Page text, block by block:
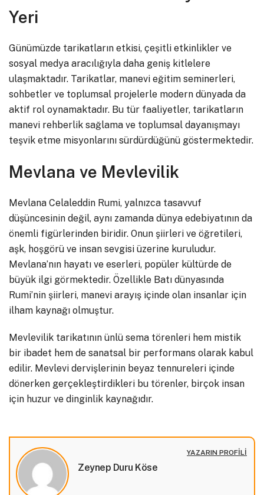
Yeri
Günümüzde tarikatların etkisi, çeşitli etkinlikler ve
sosyal medya aracılığıyla daha geniş kitlelere
ulaşmaktadır. Tarikatlar, manevi eğitim seminerleri,
sohbetler ve toplumsal projelerle modern dünyada da
aktif rol oynamaktadır. Bu tür faaliyetler, tarikatların
manevi rehberlik sağlama ve toplumsal dayanışmayı
teşvik etme misyonlarını sürdürdüğünü göstermektedir.
Mevlana ve Mevlevilik
Mevlana Celaleddin Rumi, yalnızca tasavvuf
düşüncesinin değil, aynı zamanda dünya edebiyatının da
önemli figürlerinden biridir. Onun şiirleri ve öğretileri,
aşk, hoşgörü ve insan sevgisi üzerine kuruludur.
Mevlana’nın hayatı ve eserleri, popüler kültürde de
büyük ilgi görmektedir. Özellikle Batı dünyasında
Rumi’nin şiirleri, manevi arayış içinde olan insanlar için
ilham kaynağı olmuştur.
Mevlevilik tarikatının ünlü sema törenleri hem mistik
bir ibadet hem de sanatsal bir performans olarak kabul
edilir. Mevlevi dervişlerinin beyaz tennureleri içinde
dönerken gerçekleştirdikleri bu törenler, birçok insan
için huzur ve dinginlik kaynağıdır.
Zeynep Duru Köse
YAZARIN PROFILI